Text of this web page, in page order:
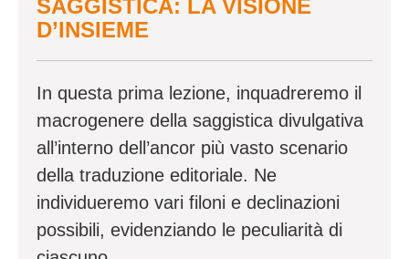
SAGGISTICA: LA VISIONE
D’INSIEME
In questa prima lezione, inquadreremo il
macrogenere della saggistica divulgativa
all’interno dell’ancor più vasto scenario
della traduzione editoriale. Ne
individueremo vari filoni e declinazioni
possibili, evidenziando le peculiarità di